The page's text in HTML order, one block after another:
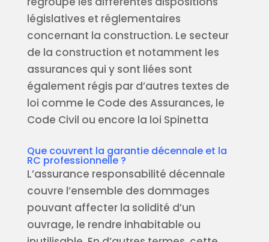
législatives et réglementaires
concernant la construction. Le secteur
de la construction et notamment les
assurances qui y sont liées sont
également régis par d’autres textes de
loi comme le Code des Assurances, le
Code Civil ou encore la loi Spinetta
Que couvrent la garantie décennale et la
RC professionnelle ?
L’assurance responsabilité décennale
couvre l’ensemble des dommages
pouvant affecter la solidité d’un
ouvrage, le rendre inhabitable ou